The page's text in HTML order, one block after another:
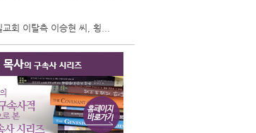
교회 이탈측 이승현 씨, 횡...